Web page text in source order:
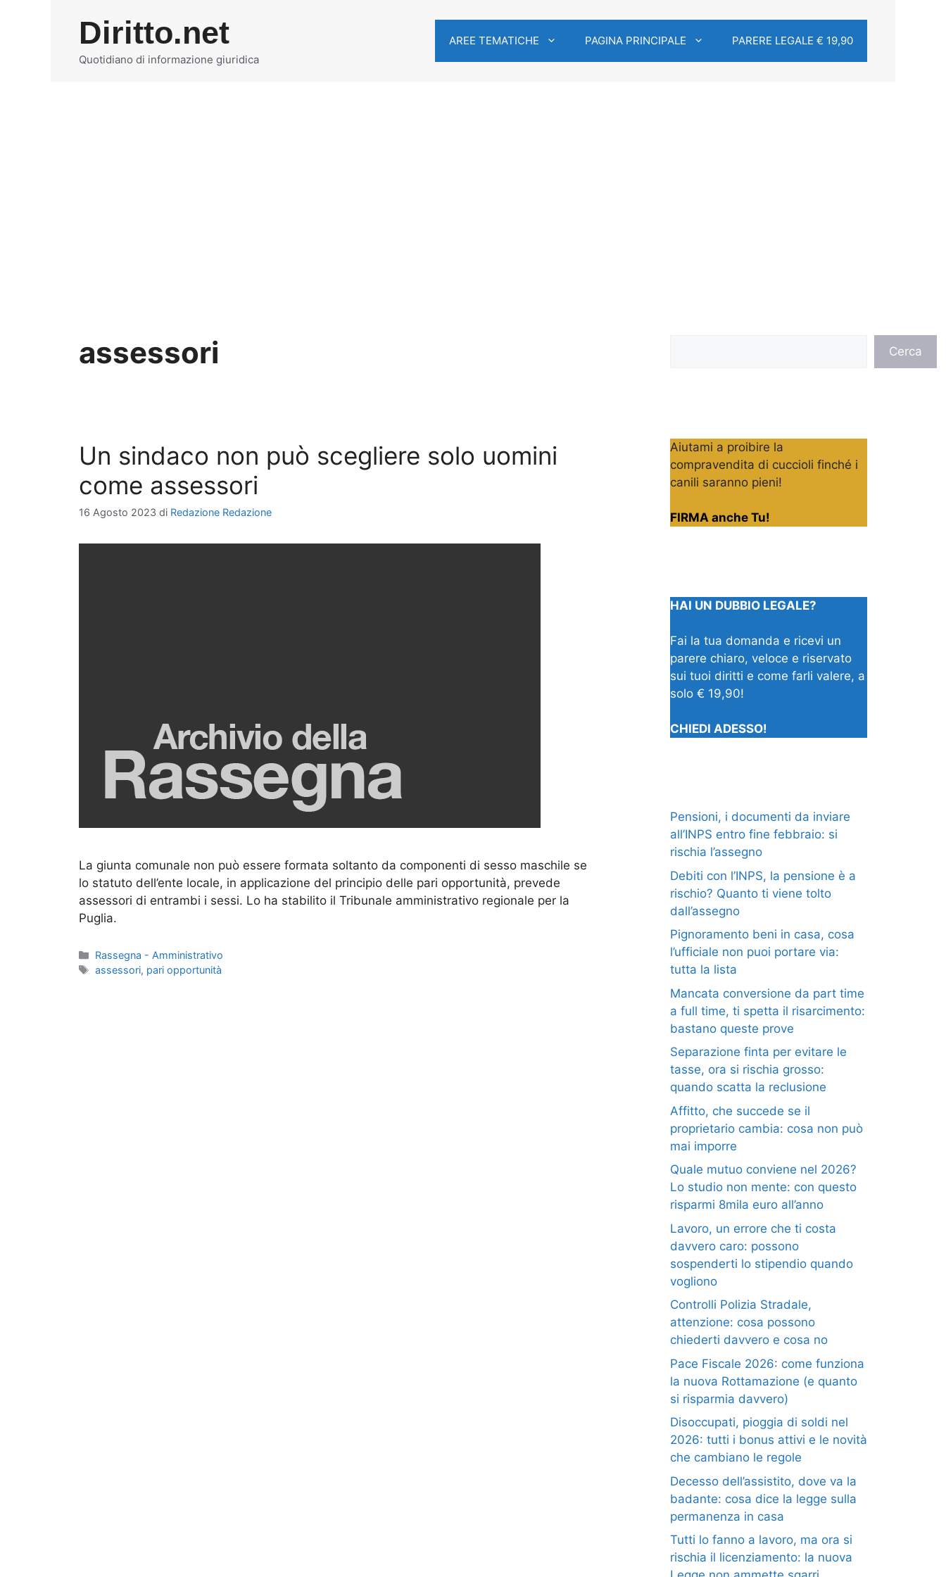
Diritto.net
Quotidiano di informazione giuridica
AREE TEMATICHE PAGINA PRINCIPALE PARERE LEGALE € 19,90
assessori
Un sindaco non può scegliere solo uomini
come assessori
16 Agosto 2023 di Redazione Redazione
La giunta comunale non può essere formata soltanto da componenti di sesso maschile se
lo statuto dell’ente locale, in applicazione del principio delle pari opportunità, prevede
assessori di entrambi i sessi. Lo ha stabilito il Tribunale amministrativo regionale per la
Puglia.
Categorie
Rassegna - Amministrativo
Tag
assessori, pari opportunità
Cerca
Aiutami a proibire la
compravendita di cuccioli finché i
canili saranno pieni!
FIRMA anche Tu!
HAI UN DUBBIO LEGALE?
Fai la tua domanda e ricevi un
parere chiaro, veloce e riservato
sui tuoi diritti e come farli valere, a
solo € 19,90!
CHIEDI ADESSO!
Pensioni, i documenti da inviare
all’INPS entro fine febbraio: si
rischia l’assegno
Debiti con l’INPS, la pensione è a
rischio? Quanto ti viene tolto
dall’assegno
Pignoramento beni in casa, cosa
l’ufficiale non puoi portare via:
tutta la lista
Mancata conversione da part time
a full time, ti spetta il risarcimento:
bastano queste prove
Separazione finta per evitare le
tasse, ora si rischia grosso:
quando scatta la reclusione
Affitto, che succede se il
proprietario cambia: cosa non può
mai imporre
Quale mutuo conviene nel 2026?
Lo studio non mente: con questo
risparmi 8mila euro all’anno
Lavoro, un errore che ti costa
davvero caro: possono
sospenderti lo stipendio quando
vogliono
Controlli Polizia Stradale,
attenzione: cosa possono
chiederti davvero e cosa no
Pace Fiscale 2026: come funziona
la nuova Rottamazione (e quanto
si risparmia davvero)
Disoccupati, pioggia di soldi nel
2026: tutti i bonus attivi e le novità
che cambiano le regole
Decesso dell’assistito, dove va la
badante: cosa dice la legge sulla
permanenza in casa
Tutti lo fanno a lavoro, ma ora si
rischia il licenziamento: la nuova